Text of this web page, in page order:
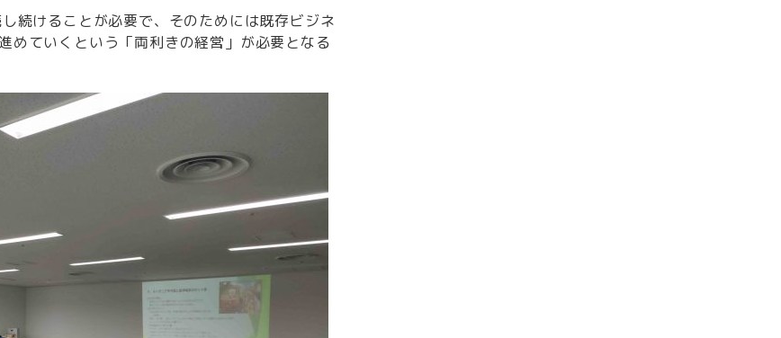
続けることが必要で、そのためには既存ビジネ
めていくという「両利きの経営」が必要となる